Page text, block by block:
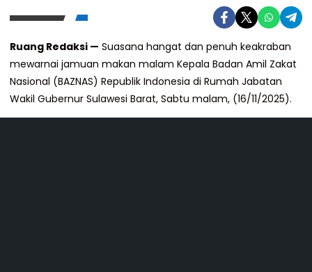
Ruang Redaksi — Suasana hangat dan penuh keakraban
mewarnai jamuan makan malam Kepala Badan Amil Zakat
Nasional (BAZNAS) Republik Indonesia di Rumah Jabatan
Wakil Gubernur Sulawesi Barat, Sabtu malam, (16/11/2025).